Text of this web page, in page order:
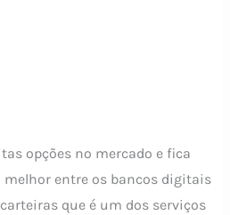
opções no mercado e fica
entre os bancos digitais
que é um dos serviços